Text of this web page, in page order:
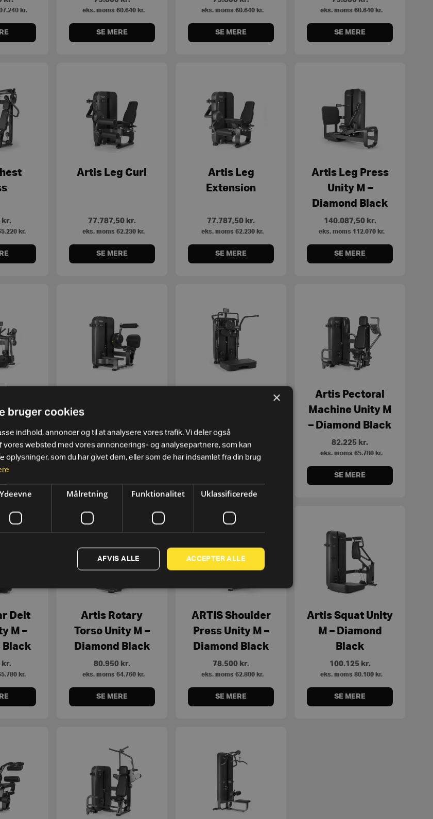
kr. eks. moms 60.640 kr.
SE MERE
eks. moms60.640 kr.
SE MERE
eks. moms60.640 kr.
SE MERE
kr.
kr.
Artis Leg Curl
77.787,50 kr.
eks. moms 62.230 kr.
SE MERE
Artis Leg
Extension
77.787,50 kr.
eks. moms62.230 kr.
SE MERE
Artis Leg Press
Unity M –
Diamond Black
140.087,50 kr.
eks. moms 112.070 kr.
SE MERE
kr.
64.760
80.950kr.
eks. moms 64.760
81.525kr.
eks. moms 65.220
Artis Pectoral
Machine Unity M
– Diamond Black
82.225 kr.
eks. moms65.780 kr.
SE MERE
Delt
M –
Black
kr.
kr.
Artis Rotary
Torso Unity M –
Diamond Black
80.950 kr.
eks. moms 64.760 kr.
SE MERE
ARTIS Shoulder
Press Unity M –
Diamond Black
78.500 kr.
eks. moms62.800 kr.
SE MERE
Artis Squat Unity
M – Diamond
Black
100.125 kr.
eks. moms80.100 kr.
SE MERE
×
bruger cookies
indhold, annoncer og til at analysere vores trafik. Vi deler også
vores websted med vores annoncerings- og analysepartnere, som kan
oplysninger, som du har givet dem, eller som de har indsamlet fra din brug
Ydeevne Målretning Funktionalitet Uklassificerede
ACCEPTER ALLE
AFVIS ALLE